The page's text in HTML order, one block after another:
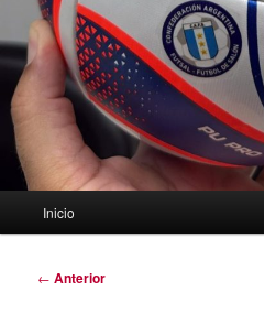
Inicio
Navegación
← Anterior